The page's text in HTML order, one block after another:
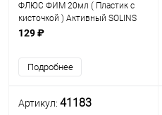
ФЛЮС ФИМ 20мл ( Пластик с
кисточкой ) Активный SOLINS
Пайка нерж.сталей и бронз ( в
бериллиевых) легкоплавкими
припоями при t: 1
129 ₽
Подробнее
Артикул: 41183